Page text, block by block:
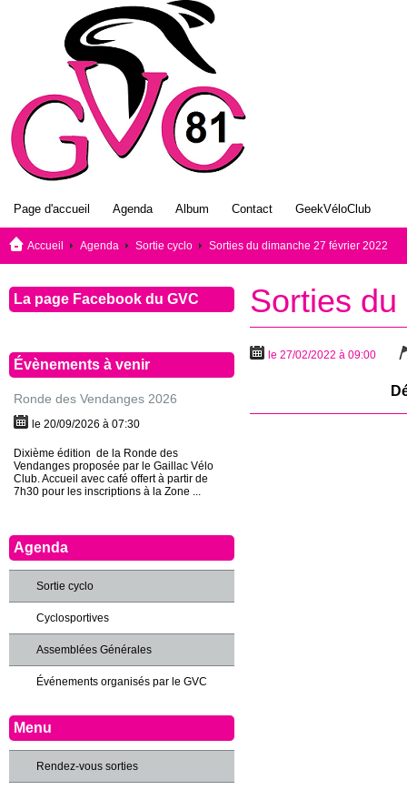
Page d'accueil Agenda Album Contact GeekVéloClub
Accueil Agenda Sortie cyclo Sorties du dimanche 27 février 2022
Sorties
le 27/02/2022 à 09:00
La page Facebook du GVC
Évènements à venir
Ronde des Vendanges 2026
le 20/09/2026 à 07:30
Dixième édition de la Ronde des
Vendanges proposée par le Gaillac Vélo
Club. Accueil avec café offert à partir de
7h30 pour les inscriptions à la Zone ...
Agenda
Sortie cyclo
Cyclosportives
Assemblées Générales
Événements organisés par le GVC
Menu
Rendez-vous sorties